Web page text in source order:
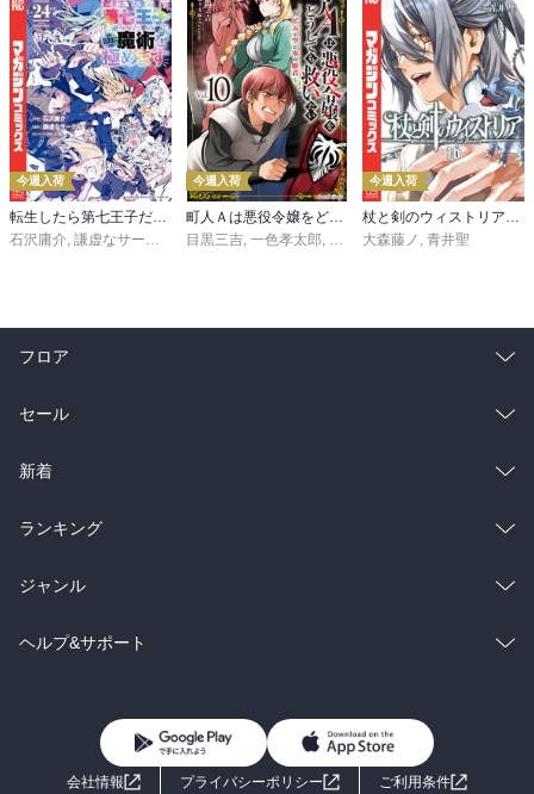
今週入荷
石沢庸介 謙虚なサークル メル。
今週入荷
目黒三吉 一色孝太郎 Parum
今週入荷
大森藤ノ 青井聖
フロア
総合
ラノベ
雑誌・グラビア
BL・TL
セール
総合
ラノベ
雑誌・グラビア
BL・TL
新着
総合
ラノベ
雑誌・グラビア
ランキング
総合
ラノベ
ジャンル
コミック
ライトノベル 男子向けラノベ
ヘルプ&サポート
よくあるご質問 お問い合わせ
会社情報 プライバシーポリシー
ご利用条件